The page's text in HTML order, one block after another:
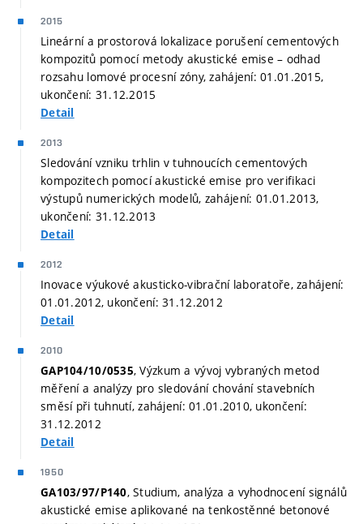
2015
Lineární a prostorová lokalizace porušení cementových
kompozitů pomocí metody akustické emise – odhad
rozsahu lomové procesní zóny, zahájení: 01.01.2015,
ukončení: 31.12.2015
Detail
2013
Sledování vzniku trhlin v tuhnoucích cementových
kompozitech pomocí akustické emise pro verifikaci
výstupů numerických modelů, zahájení: 01.01.2013,
ukončení: 31.12.2013
Detail
2012
Inovace výukové akusticko-vibrační laboratoře, zahájení:
01.01.2012, ukončení: 31.12.2012
Detail
2010
GAP104/10/0535, Výzkum a vývoj vybraných metod
měření a analýzy pro sledování chování stavebních
směsí při tuhnutí, zahájení: 01.01.2010, ukončení:
31.12.2012
Detail
1950
GA103/97/P140, Studium, analýza a vyhodnocení signálů
akustické emise aplikované na tenkostěnné betonové